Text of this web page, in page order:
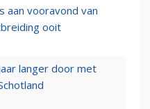
aan vooravond van
ooit
langer door met